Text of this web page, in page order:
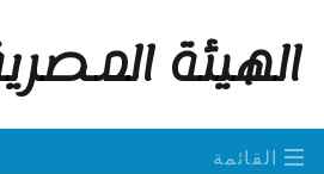
الهيئة
القائمة